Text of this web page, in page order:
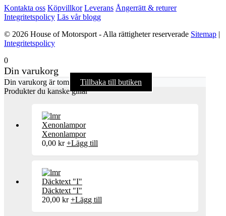
Kontakta oss Köpvillkor Leverans Ångerrätt & returer
Integritetspolicy Läs vår blogg
© 2026 House of Motorsport - Alla rättigheter reserverade Sitemap |
Integritetspolicy
0
Din varukorg
Din varukorg är tom
Tillbaka till butiken
Produkter du kanske gillar
Xenonlampor
0,00 kr +Lägg till
Däcktext "I"
20,00 kr +Lägg till